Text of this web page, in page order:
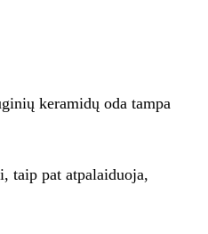
keramidų oda tampa
taip pat atpalaiduoja,